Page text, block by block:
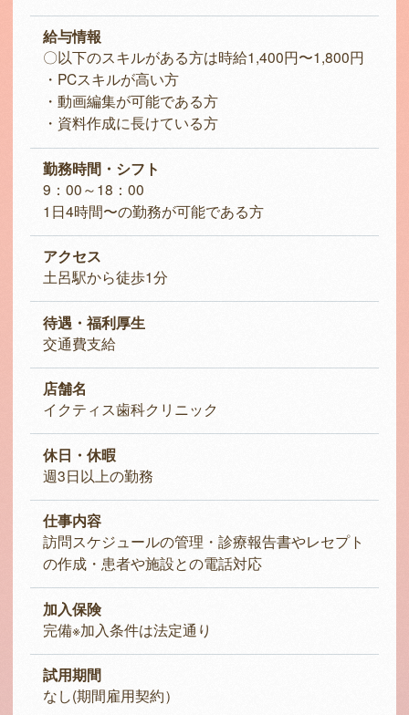
給与情報
〇以下のスキルがある方は時給1,400円〜1,800円
・PCスキルが高い方
・動画編集が可能である方
・資料作成に長けている方
勤務時間・シフト
9：00～18：00
1日4時間〜の勤務が可能である方
アクセス
土呂駅から徒歩1分
待遇・福利厚生
交通費支給
店舗名
イクティス歯科クリニック
休日・休暇
週3日以上の勤務
仕事内容
訪問スケジュールの管理・診療報告書やレセプト
の作成・患者や施設との電話対応
加入保険
完備※加入条件は法定通り
試用期間
なし(期間雇用契約）